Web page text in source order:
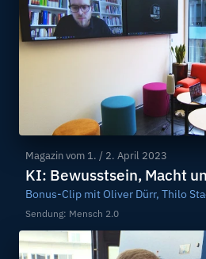
Magazin vom 1. / 2. April 2023
KI: Bewusstsein, Macht
Bonus-Clip mit Oliver Dürr, Thilo
Sendung: Mensch 2.0